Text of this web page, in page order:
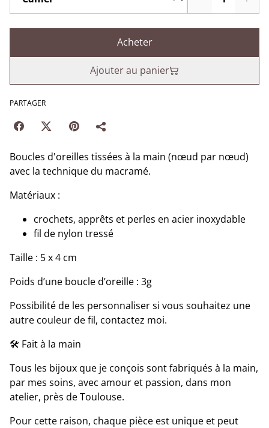
Acheter
Ajouter au panier
PARTAGER
Boucles d'oreilles tissées à la main (nœud par nœud)
avec la technique du macramé.
Matériaux :
crochets, apprêts et perles en acier inoxydable
fil de nylon tressé
Taille : 5 x 4 cm
Poids d’une boucle d’oreille : 3g
Possibilité de les personnaliser si vous souhaitez une
autre couleur de fil, contactez moi.
🛠 Fait à la main
Tous les bijoux que je conçois sont fabriqués à la main,
par mes soins, avec amour et passion, dans mon
atelier, près de Toulouse.
Pour cette raison, chaque pièce est unique et peut